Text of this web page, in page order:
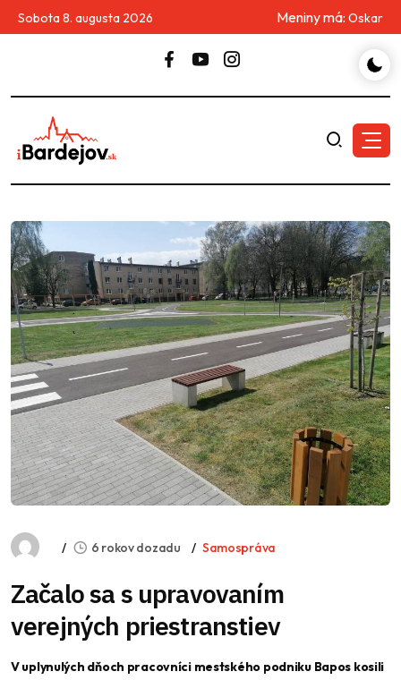
Sobota 8. augusta 2026 Meniny má: Oskar
6 rokov dozadu Samospráva
Začalo sa s upravovaním
verejných priestranstiev
V uplynulých dňoch pracovníci mestského podniku Bapos kosili